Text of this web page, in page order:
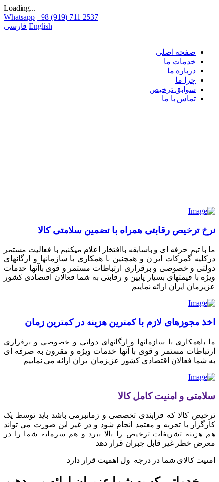
Loading...
Whatsapp +98 (919) 711 2537
فارسی English
صفحه اصلی
خدمات ما
درباره ما
چرا ما
سوابق ترخیص
تماس با ما
نرخ ترخیص رقابتی همراه با تضمین سلامتی کالا
ما با تیم حرفه ای و باسابقه باافتخار اعلام میکنیم با فعالیت مستمر
درکلیه گمرکات ایران و همچنین با همکاری با سازمانها و ارگانهای
دولتی و خصوصی و برقراری ارتباطات مستمر و قوی باآنها خدمات
ویژه با قیمتهای بسیار پایین و رقابتی به شما فعالان اقتصادی کشور
عزیزمان ایران ارائه نماییم
اخذ مجوزهای لازم با کمترین هزینه در کمترین زمان
ما باهمکاری با سازمانها و ارگانهای دولتی و خصوصی و برقراری
ارتباطات مستمر و قوی با آنها خدمات ویژه و مقرون به صرفه ای
به شما فعالان اقتصادی کشور عزیزمان ایران ارائه می نماییم
سلامتی و امنیت کامل کالا
ترخیص کالا که فرایندی تخصصی و زمانبرمی باشد باید توسط یک
کارگزار با تجربه و معتمد انجام شود و در غیر این صورت می تواند
هم هزینه تشریفات ترخیص را بالا ببرد و هم سرمایه شما را در
معرض خطر غیر قابل جبران قرار دهد
امنیت کالای شما در درجه اول اهمیت قرار دارد